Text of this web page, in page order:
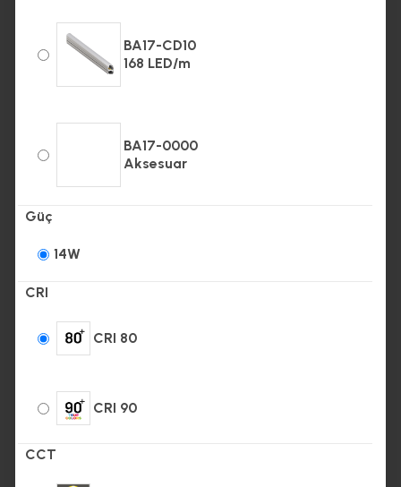
BA17-CD10
168 LED/m
BA17-0000
Aksesuar
Güç
14W
CRI
CRI 80
CRI 90
CCT